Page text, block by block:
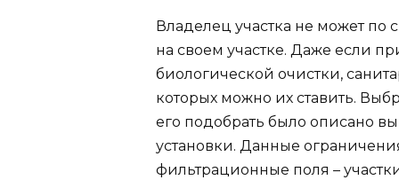
Владелец участка не может по
на своем участке. Даже если
биологической очистки,
которых можно их ставить.
его подобрать было описано
установки. Данные
фильтрационные поля –